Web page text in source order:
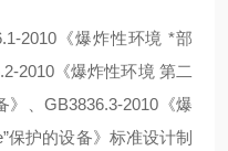
2010《爆炸性环境 *部
2010《爆炸性环境 第二
》、GB3836.3-2010《爆
保护的设备》标准设计制